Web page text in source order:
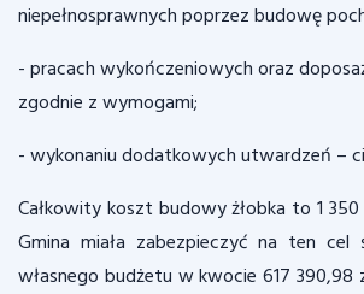
niepełnosprawnych poprzez budowę
- pracach wykończeniowych oraz
zgodnie z wymogami;
- wykonaniu dodatkowych utwardzeń –
Całkowity koszt budowy żłobka to 1
Gmina miała zabezpieczyć na ten cel
własnego budżetu w kwocie 617 390,98